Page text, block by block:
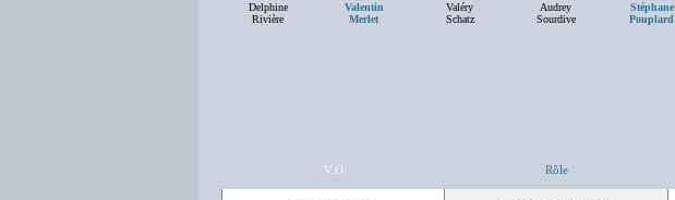
Delphine
Rivière
Valentin
Merlet
Valéry
Schatz
Audrey
Sourdive
Stéphane
Pouplard
V.O Rôle